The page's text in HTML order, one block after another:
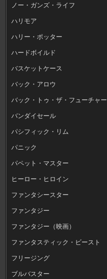
ノー・ガンズ・ライフ
ハリモア
ハリー・ポッター
ハードボイルド
バスケットケース
バック・アロウ
バック・トゥ・ザ・フューチャー
バンダイセール
パシフィック・リム
パニック
パペット・マスター
ヒーロー・ヒロイン
ファンタシースター
ファンタジー
ファンタジー（映画）
ファンタスティック・ビースト
フリージング
ブルバスター